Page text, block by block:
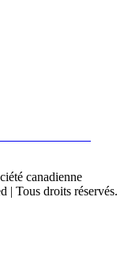
canadienne
| Tous droits réservés.